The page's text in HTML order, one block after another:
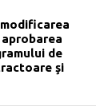
de
şi